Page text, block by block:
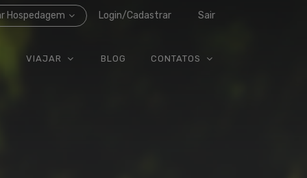
Hospedagem Login/Cadastrar Sair
VIAJAR BLOG CONTATOS